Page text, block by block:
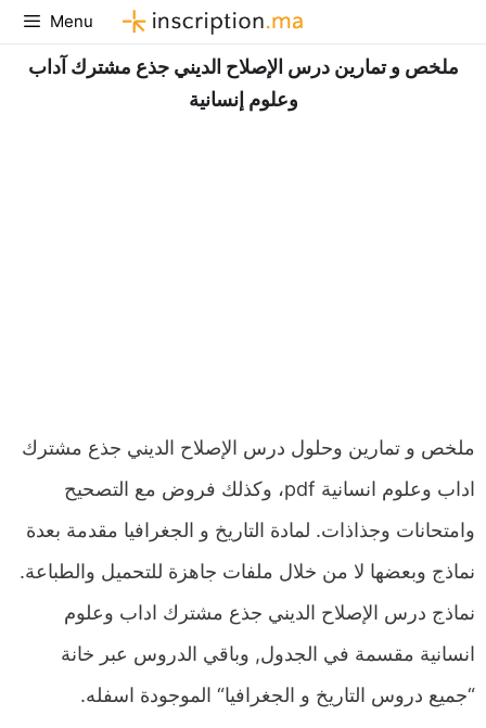
Aller
au
contenu
Menu
ملخص و تمارين درس الإصلاح الديني جذع مشترك آداب
وعلوم إنسانية
ملخص و تمارين وحلول درس الإصلاح الديني جذع مشترك
اداب وعلوم انسانية pdf، وكذلك فروض مع التصحيح
وامتحانات وجذاذات. لمادة التاريخ و الجغرافيا مقدمة بعدة
نماذج وبعضها لا من خلال ملفات جاهزة للتحميل والطباعة.
نماذج درس الإصلاح الديني جذع مشترك اداب وعلوم
انسانية مقسمة في الجدول, وباقي الدروس عبر خانة
“جميع دروس التاريخ و الجغرافيا“ الموجودة اسفله.